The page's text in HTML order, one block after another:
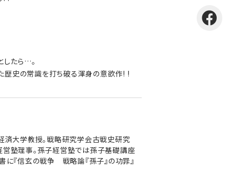
したら…。
歴史の常識を打ち破る渾身の意欲作! !
済大学教授。戦略研究学会古戦史研究
営塾理事。孫子経営塾では孫子基礎講座
に『信玄の戦争 戦略論『孫子』の功罪』